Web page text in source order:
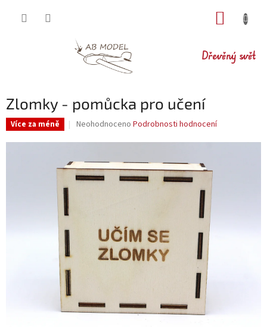
Dřevěný svět
Zlomky - pomůcka pro učení
Více za méně
Průměrné
produktu
0,0
z
Neohodnoceno Podrobnosti hodnocení